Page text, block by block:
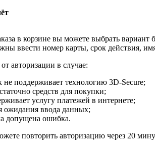
в корзине вы можете выбрать
ввести номер карты, срок действия,
авторизации в случае:
не поддерживает технологию 3D-Secure;
средств для покупки;
услугу платежей в интернете;
ожидания ввода данных;
допущена ошибка.
повторить авторизацию через 20